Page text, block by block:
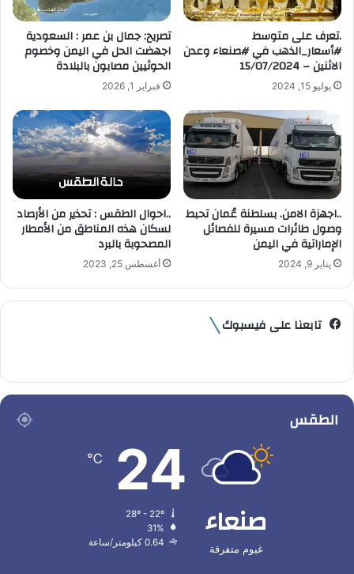
ك
ر
و
ي
.تعرف على متوسط
#أسعار_الذهب في #صنعاء وعدن
الاثنين – 15/07/2024
يوليو 15, 2024
تصريح: جمال بن عمر : ‎السعودية
اجهضت الحل في ‎اليمن وخصوم
الحوثيين مصابون بالبلادة
فبراير 1, 2026
..اجهزة الامن. بسلطنة عُمان تحبط
وصول طائرات مسيرة للفصائل
الإماراتية في اليمن
يناير 9, 2024
..احوال الطقس : تحذير من الأرصاد
لسكان هذه المناطق من الأمطار
المصحوبة بالبرد
أغسطس 25, 2023
تابعنا على فيسبوك
الطقس
صنعاء
غيوم متفرقة
24
℃
31%
0.64 كيلومتر/ساعة